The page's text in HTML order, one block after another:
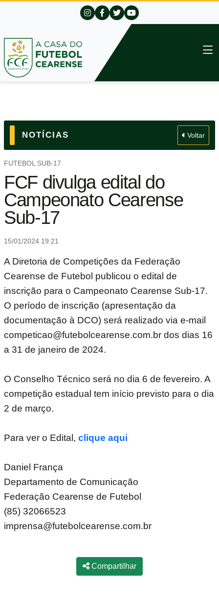
NOTÍCIAS Voltar
FUTEBOL SUB-17
FCF divulga edital do
Campeonato Cearense
Sub-17
15/01/2024 19:21
A Diretoria de Competições da Federação
Cearense de Futebol publicou o edital de
inscrição para o Campeonato Cearense Sub-17.
O período de inscrição (apresentação da
documentação à DCO) será realizado via e-mail
competicao@futebolcearense.com.br dos dias 16
a 31 de janeiro de 2024.
O Conselho Técnico será no dia 6 de fevereiro. A
competição estadual tem início previsto para o dia
2 de março.
Para ver o Edital, clique aqui
Daniel França
Departamento de Comunicação
Federação Cearense de Futebol
(85) 32066523
imprensa@futebolcearense.com.br
Compartilhar